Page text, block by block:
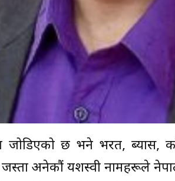
जोडिएको छ भने भरत, ब्यास,
जस्ता अनेकौं यशस्वी नामहरूले